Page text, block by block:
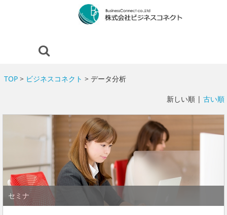
TOP> ビジネスコネクト > データ分析
新しい順 | 古い順
セミナ